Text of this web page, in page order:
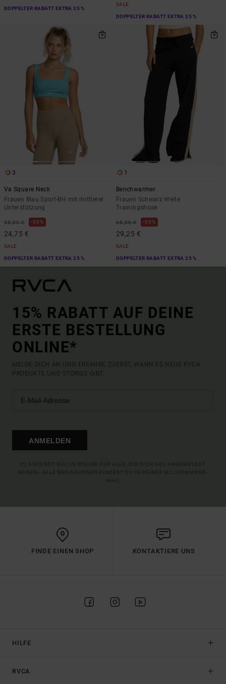
DOPPELTER RABATT EXTRA 25 %
SALE
DOPPELTER RABATT EXTRA 25 %
3
Va Square Neck
Frauen Blau Sport-BH mit mittlerer
Unterstützung
55,00 € 55%
24,75 €
SALE
DOPPELTER RABATT EXTRA 25 %
1
Benchwarmer
Frauen Schwarz Weite
Trainingshose
65,00 € 55%
29,25 €
SALE
DOPPELTER RABATT EXTRA 25 %
15% RABATT AUF DEINE
ERSTE BESTELLUNG
ONLINE*
MELDE DICH AN UND ERFAHRE ZUERST, WANN ES NEUE RVCA
PRODUKTE UND STORIES GIBT.
ANMELDEN
FINDE EINEN SHOP KONTAKTIERE UNS
HILFE
RVCA